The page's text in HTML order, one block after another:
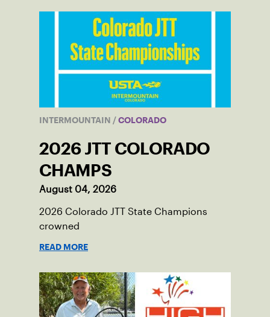
INTERMOUNTAIN / COLORADO
2026 JTT COLORADO
CHAMPS
August 04, 2026
2026 Colorado JTT State Champions
crowned
READ MORE